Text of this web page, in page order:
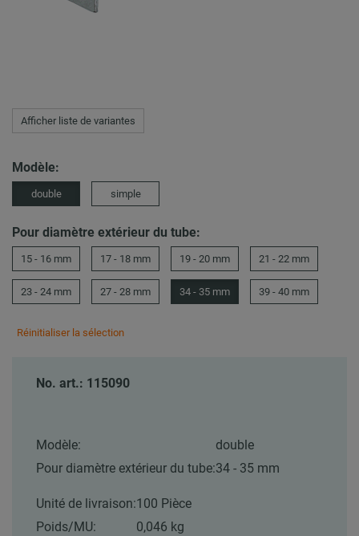
Afficher liste de variantes
Modèle:
double simple
Pour diamètre extérieur du tube:
15 - 16 mm 17 - 18 mm 19 - 20 mm 21 - 22 mm
23 - 24 mm 27 - 28 mm 34 - 35 mm 39 - 40 mm
Réinitialiser la sélection
No. art.: 115090
Modèle:
double
Pour diamètre extérieur du tube:34 - 35 mm
Unité de livraison:100 Pièce
Poids/MU:
0,046 kg